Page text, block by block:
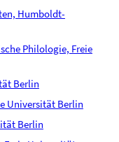
Humboldt-
Philologie, Freie
Berlin
Universität Berlin
Berlin